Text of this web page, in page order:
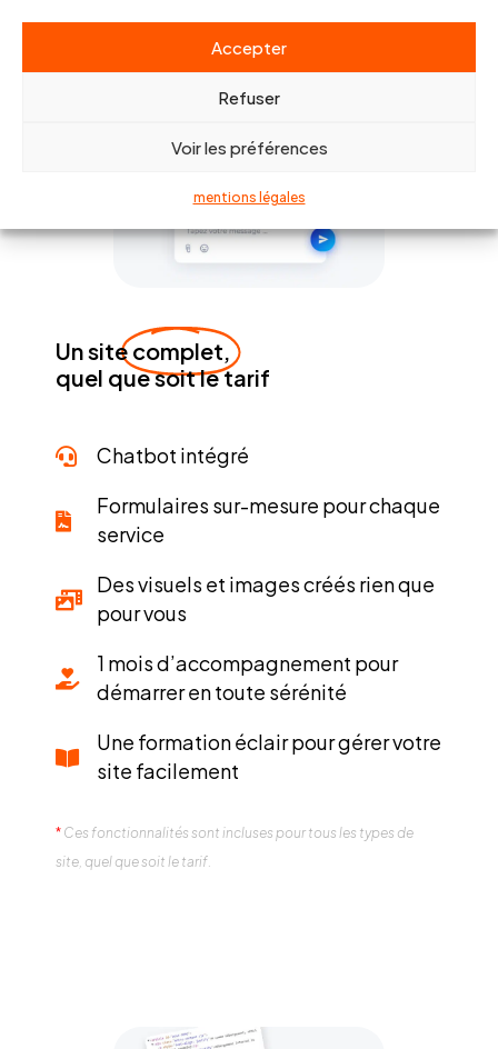
Accepter
Refuser
Voir les préférences
mentions légales
Un sitecomplet,
quel que soit le tarif
Chatbot intégré
Formulaires sur-mesure pour chaque
service
Des visuels et images créés rien que
pour vous
1 mois d’accompagnement pour
démarrer en toute sérénité
Une formation éclair pour gérer votre
site facilement
* Ces fonctionnalités sont incluses pour tous les types de
site, quel que soit le tarif.